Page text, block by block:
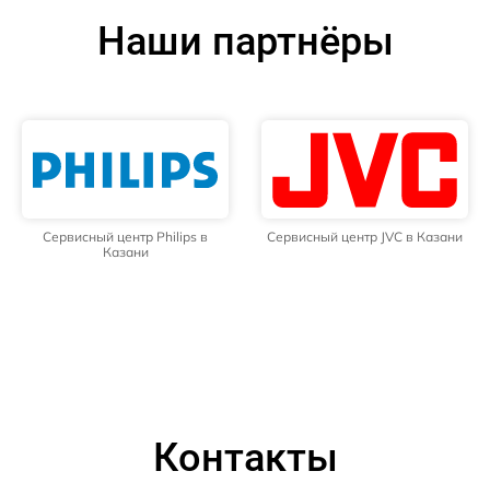
Наши партнёры
Сервисный центр Philips в
Казани
Сервисный центр JVC в Казани
Контакты